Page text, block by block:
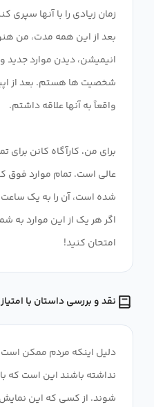
زمان زیادی را با آنها سپری
بعد از این همه مدت، من
انیمیشن، دیدن موارد جدید
شخصیت ها هستم. بعد از
برای من، کارآگاه کانن برای
عالی است. تمام موارد فوق
شده است، آن را به یک
اگر هر یک از این موارد به
امتحان کنید!
نقد و بررسی داستان با امتیاز 10 از 10
دلیل اینکه مردم ممکن
نداشته باشند این است که
شوند. از کسی که این